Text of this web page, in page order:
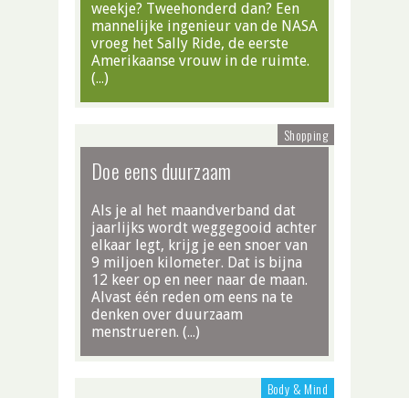
weekje? Tweehonderd dan? Een
mannelijke ingenieur van de NASA
vroeg het Sally Ride, de eerste
Amerikaanse vrouw in de ruimte.
(…)
Shopping
Doe eens duurzaam
Als je al het maandverband dat
jaarlijks wordt weggegooid achter
elkaar legt, krijg je een snoer van
9 miljoen kilometer. Dat is bijna
12 keer op en neer naar de maan.
Alvast één reden om eens na te
denken over duurzaam
menstrueren. (…)
Body & Mind